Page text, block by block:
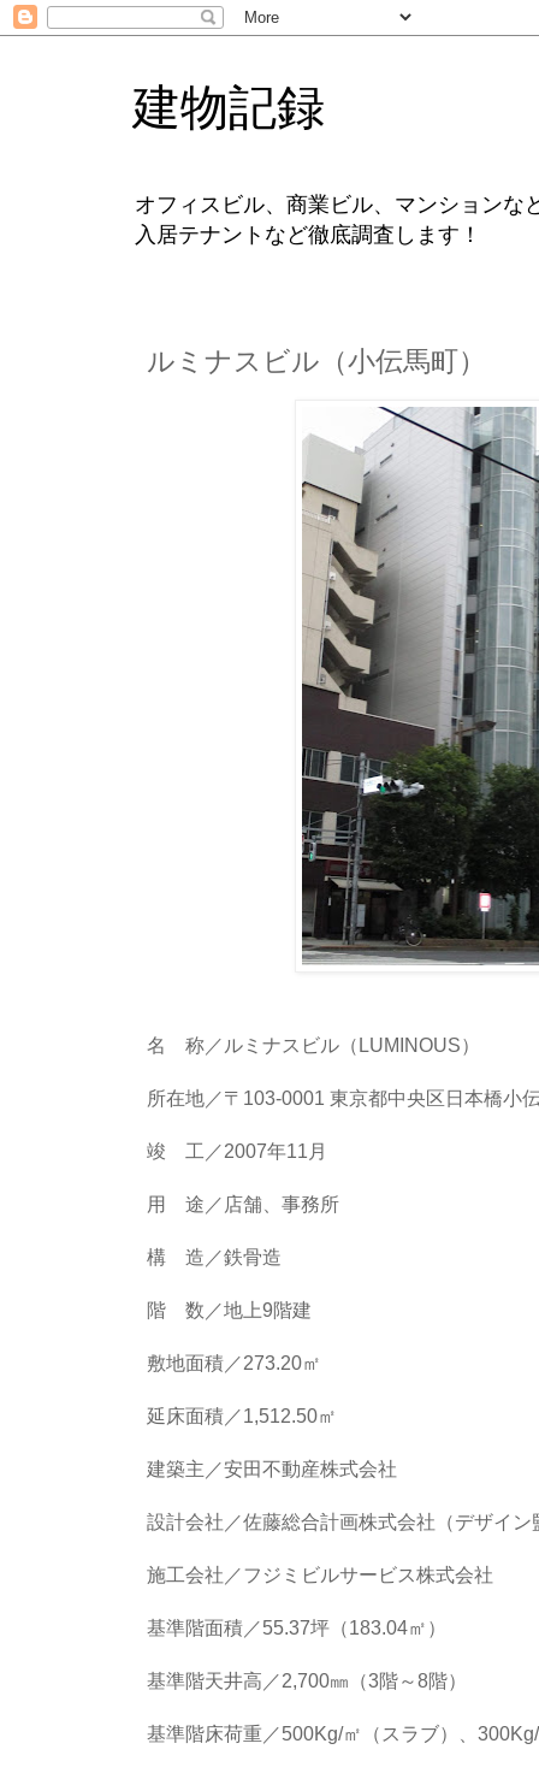
建物記録
オフィスビル、商業ビル、マンションな
入居テナントなど徹底調査します！
ルミナスビル（小伝馬町）
名 称／ルミナスビル（LUMINOUS）
所在地／〒103-0001 東京都中央区日本橋小
竣 工／2007年11月
用 途／店舗、事務所
構 造／鉄骨造
階 数／地上9階建
敷地面積／273.20㎡
延床面積／1,512.50㎡
建築主／安田不動産株式会社
設計会社／佐藤総合計画株式会社（デザイ
施工会社／フジミビルサービス株式会社
基準階面積／55.37坪（183.04㎡）
基準階天井高／2,700㎜（3階～8階）
基準階床荷重／500Kg/㎡（スラブ）、